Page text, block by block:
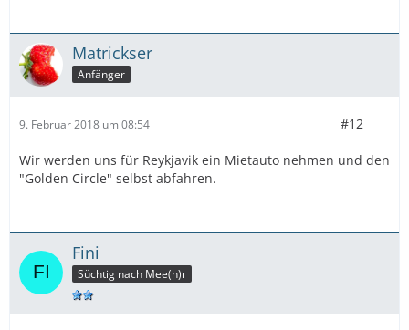
Matrickser
Anfänger
9. Februar 2018 um 08:54 #12
Wir werden uns für Reykjavik ein Mietauto nehmen und den
"Golden Circle" selbst abfahren.
Fini
Süchtig nach Mee(h)r